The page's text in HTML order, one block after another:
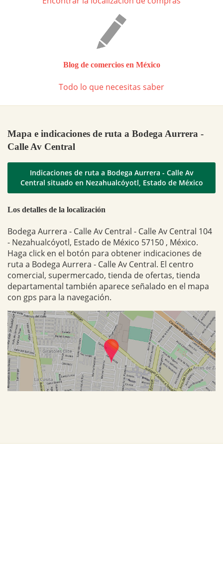
Blog de comercios en México
Todo lo que necesitas saber
Mapa e indicaciones de ruta a Bodega Aurrera -
Calle Av Central
Indicaciones de ruta a Bodega Aurrera - Calle Av
Central situado en Nezahualcóyotl, Estado de México
Los detalles de la localización
Bodega Aurrera - Calle Av Central - Calle Av Central 104
- Nezahualcóyotl, Estado de México 57150 , México.
Haga click en el botón para obtener indicaciones de
ruta a Bodega Aurrera - Calle Av Central. El centro
comercial, supermercado, tienda de ofertas, tienda
departamental también aparece señalado en el mapa
con gps para la navegación.